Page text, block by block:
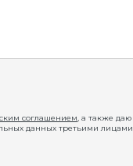
соглашением , а также даю
данных третьими лицами.